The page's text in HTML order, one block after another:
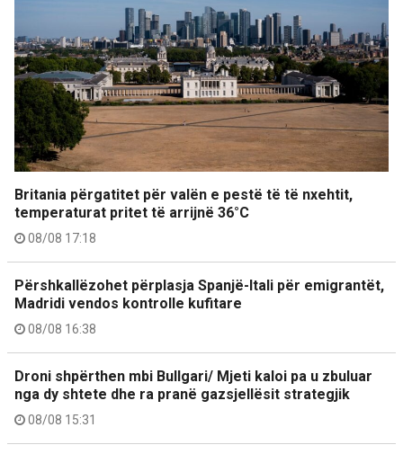
Britania përgatitet për valën e pestë të të nxehtit,
temperaturat pritet të arrijnë 36°C
08/08 17:18
Përshkallëzohet përplasja Spanjë-Itali për emigrantët,
Madridi vendos kontrolle kufitare
08/08 16:38
Droni shpërthen mbi Bullgari/ Mjeti kaloi pa u zbuluar
nga dy shtete dhe ra pranë gazsjellësit strategjik
08/08 15:31